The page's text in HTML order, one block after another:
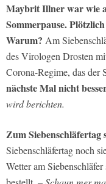
Maybrit Illner war wie
Sommerpause.
Warum? Am
des Virologen Drosten
Corona-Regime, das der
nächste Mal nicht
wird berichten.
Zum Siebenschläfertag
Siebenschläfertag noch
Wetter am